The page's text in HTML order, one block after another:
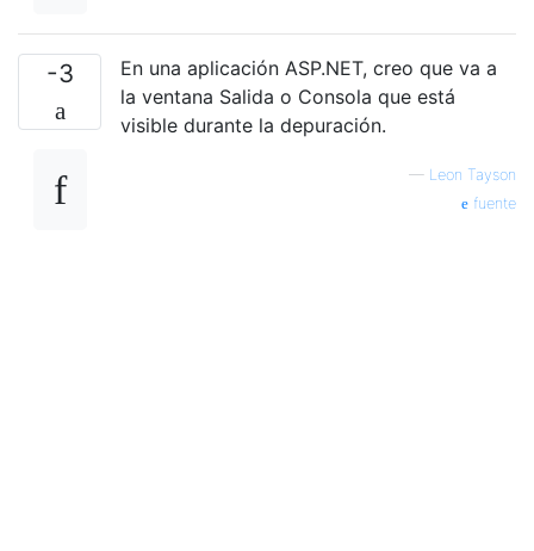
-3
En una aplicación ASP.NET, creo que va a
la ventana Salida o Consola que está
visible durante la depuración.
— Leon Tayson
fuente